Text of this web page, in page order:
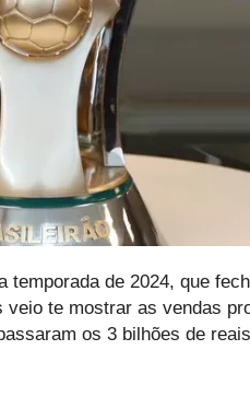
de 2024, que
te mostrar as vendas
os 3 bilhões de